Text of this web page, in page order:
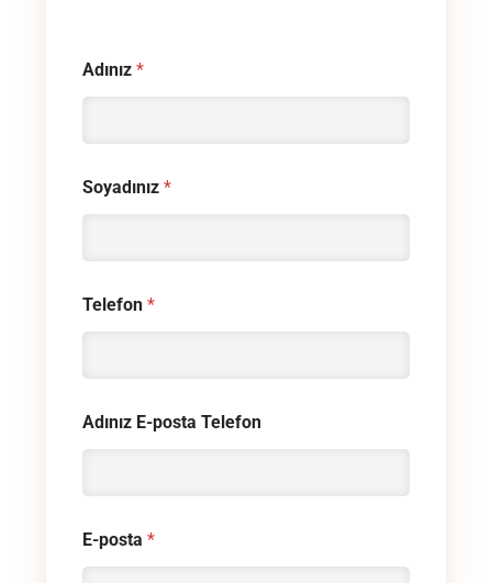
Adınız *
Soyadınız *
Telefon *
Adınız E-posta Telefon
E-posta *